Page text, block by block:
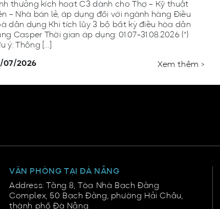
thưởng kích hoạt C3 dành cho Thợ – Kỹ thuật
– Nhà bán lẻ, áp dụng đối với ngành hàng Điều
dân dụng Khi tích lũy 3 bộ bất kỳ điều hòa dân
Casper Thời gian áp dụng: 01.07-31.08.2026 (*)
ý: Thông […]
07/2026 Xem thêm >
VĂN PHÒNG TẠI ĐÀ NẴNG
Address: Tầng 8, Tòa Nhà Bạch Đằng
Complex, 50 Bạch Đằng, phường Hải Châu,
thành phố Đà Nẵng